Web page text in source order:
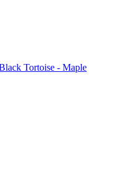
Tortoise - Maple